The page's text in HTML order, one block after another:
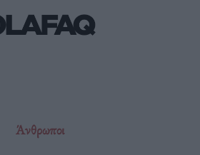
Άνθρωποι